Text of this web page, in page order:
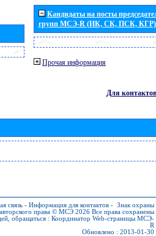
Кандидаты на посты
групп МСЭ-R (ИК, СК, ПСК, КГР)
Прочая информация
Для контактов
связь - Информация для контактов - Знак охраны
авторского права © МСЭ 2026 Все права сохранены
обращаться : Координатор Web-страницы МСЭ-
R
Обновлено : 2013-01-30